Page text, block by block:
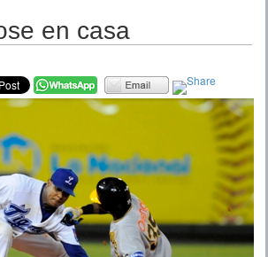
en casa